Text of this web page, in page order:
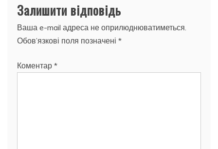
Залишити відповідь
Ваша e-mail адреса не оприлюднюватиметься.
Обов’язкові поля позначені *
Коментар *